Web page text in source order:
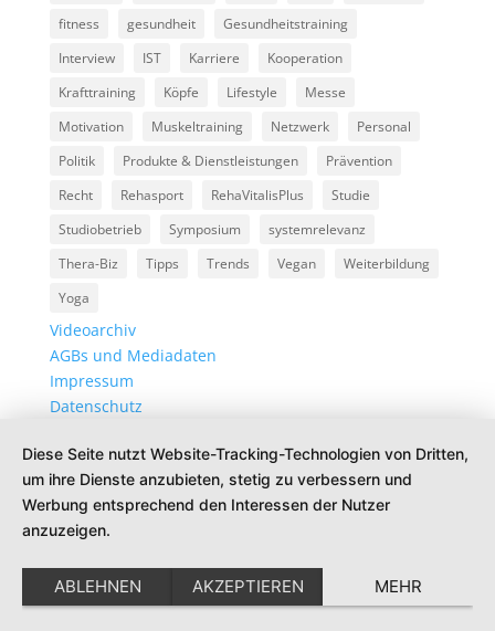
fitness
gesundheit
Gesundheitstraining
Interview
IST Karriere
Kooperation
Krafttraining
Köpfe Lifestyle
Messe
Motivation
Muskeltraining Netzwerk
Personal
Politik
Produkte & Dienstleistungen
Prävention
Recht
Rehasport RehaVitalisPlus
Studie
Studiobetrieb
Symposium
systemrelevanz
Thera-Biz
Tipps Trends Vegan
Weiterbildung
Yoga
Videoarchiv
AGBs und Mediadaten
Impressum
Datenschutz
Diese Seite nutzt Website-Tracking-Technologien von Dritten,
um ihre Dienste anzubieten, stetig zu verbessern und
Werbung entsprechend den Interessen der Nutzer
anzuzeigen.
ABLEHNEN AKZEPTIEREN MEHR